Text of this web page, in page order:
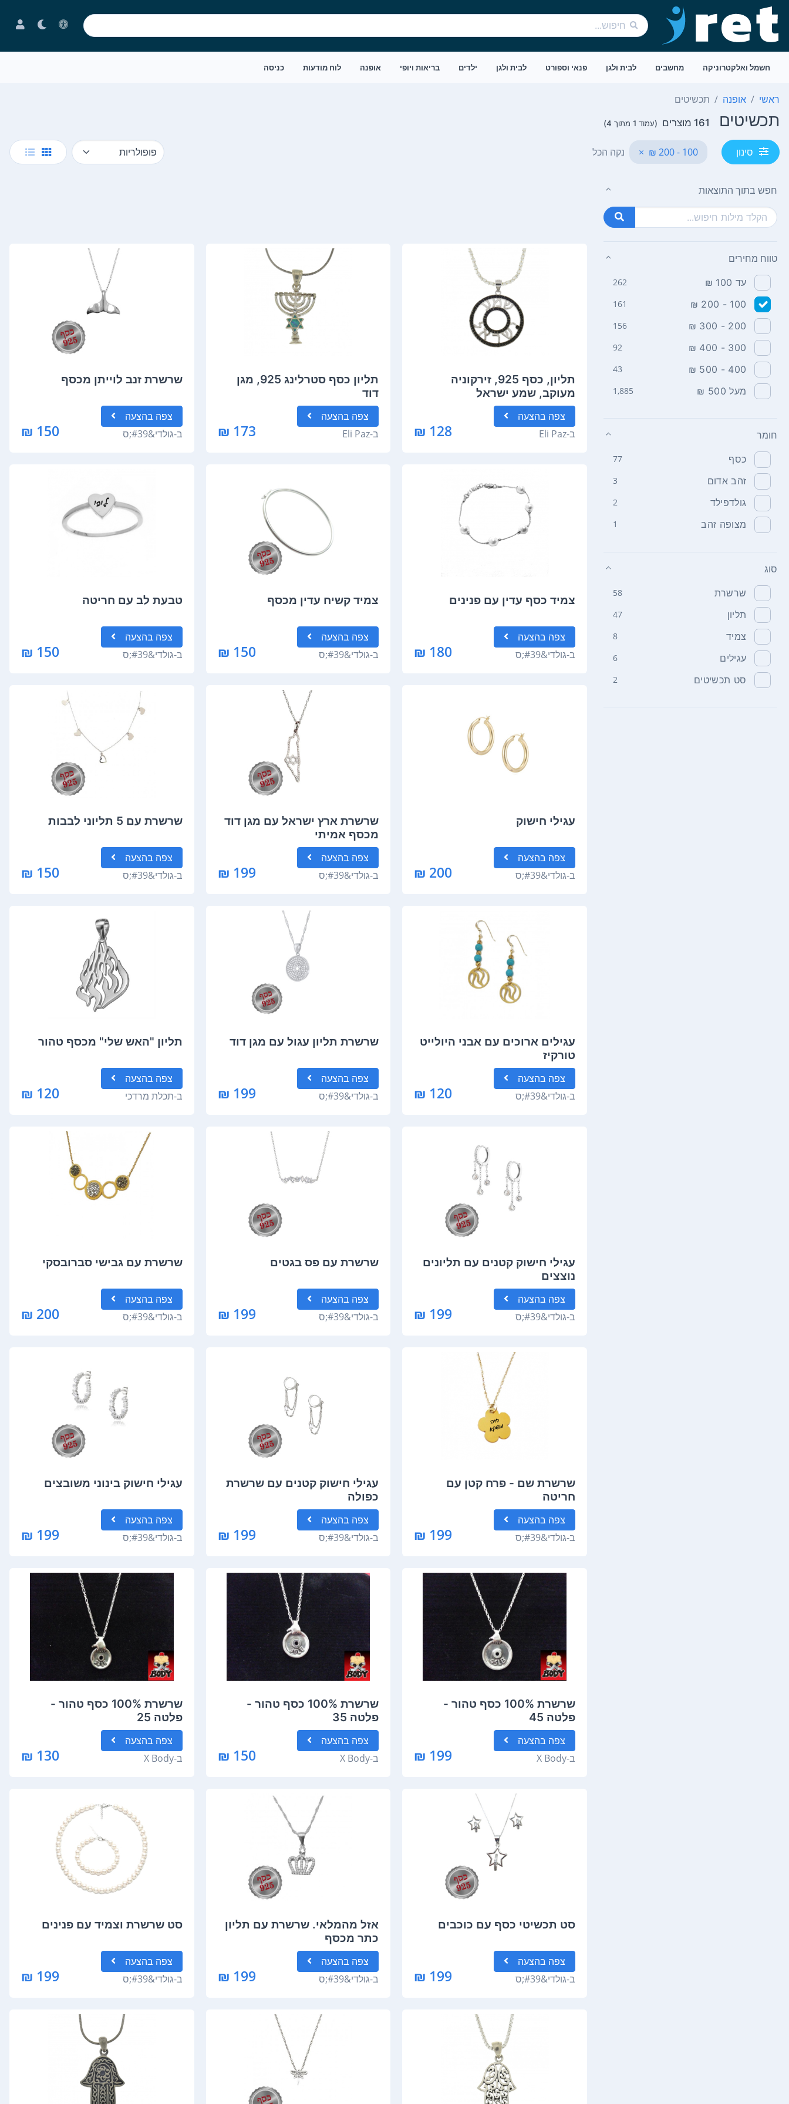
חשמל ואלקטרוניקה מחשבים לבית ולגן פנאי וספורט לבית ולגן ילדים בריאות ויופי אופנה לוח מודעות כניסה
ראשי אופנה תכשיטים
תכשיטים 161 מוצרים (עמוד 1 מתוך 4)
סינון 100 - 200 ₪
× נקה הכל
חפש בתוך התוצאות
טווח מחירים
עד 100 ₪ 262
100 - 200 ₪
161
200 - 300 ₪
156
300 - 400 ₪
92
400 - 500 ₪
43
מעל 500 ₪ 1,885
חומר
כסף 77
זהב אדום 3
גולדפילד 2
מצופה זהב 1
סוג
שרשרת 58
תליון 47
צמיד 8
עגילים 6
סט תכשיטים 2
תליון, כסף 925, זירקוניה
מעוקב, שמע ישראל
צפה בהצעה
ב-Eli Paz
128 ₪
תליון כסף סטרלינג 925, מגן
דוד
צפה בהצעה
ב-Eli Paz
173 ₪
שרשרת זנב לוייתן מכסף
צפה בהצעה
ב-גולדי&#39;ס 150 ₪
צמיד כסף עדין עם פנינים
צפה בהצעה
ב-גולדי&#39;ס 180 ₪
צמיד קשיח עדין מכסף
צפה בהצעה
ב-גולדי&#39;ס 150 ₪
טבעת לב עם חריטה
צפה בהצעה
ב-גולדי&#39;ס 150 ₪
עגילי חישוק
צפה בהצעה
ב-גולדי&#39;ס 200 ₪
שרשרת ארץ ישראל עם מגן דוד
מכסף אמיתי
צפה בהצעה
ב-גולדי&#39;ס 199 ₪
שרשרת עם 5 תליוני לבבות
צפה בהצעה
ב-גולדי&#39;ס 150 ₪
עגילים ארוכים עם אבני היולייט
טורקיז
צפה בהצעה
ב-גולדי&#39;ס 120 ₪
שרשרת תליון עגול עם מגן דוד
צפה בהצעה
ב-גולדי&#39;ס 199 ₪
תליון "האש שלי" מכסף טהור
צפה בהצעה
ב-תכלת מרדכי 120 ₪
עגילי חישוק קטנים עם תליונים
נוצצים
צפה בהצעה
ב-גולדי&#39;ס 199 ₪
שרשרת עם פס בגטים
צפה בהצעה
ב-גולדי&#39;ס 199 ₪
שרשרת עם גבישי סברובסקי
צפה בהצעה
ב-גולדי&#39;ס 200 ₪
שרשרת שם - פרח קטן עם
חריטה
צפה בהצעה
ב-גולדי&#39;ס 199 ₪
עגילי חישוק קטנים עם שרשרת
כפולה
צפה בהצעה
ב-גולדי&#39;ס 199 ₪
עגילי חישוק בינוני משובצים
צפה בהצעה
ב-גולדי&#39;ס 199 ₪
שרשרת 100% כסף טהור -
פלטה 45
צפה בהצעה
ב-X Body
199 ₪
שרשרת 100% כסף טהור -
פלטה 35
צפה בהצעה
ב-X Body
150 ₪
שרשרת 100% כסף טהור -
פלטה 25
צפה בהצעה
ב-X Body
130 ₪
סט תכשיטי כסף עם כוכבים
צפה בהצעה
ב-גולדי&#39;ס 199 ₪
אזל מהמלאי. שרשרת עם תליון
כתר מכסף
צפה בהצעה
ב-גולדי&#39;ס 199 ₪
סט שרשרת וצמיד עם פנינים
צפה בהצעה
ב-גולדי&#39;ס 199 ₪